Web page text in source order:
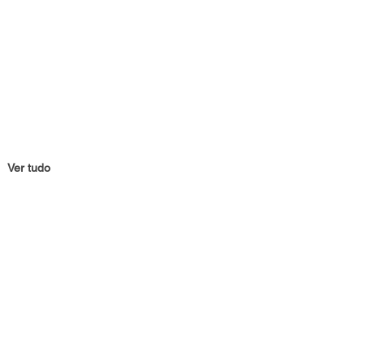
Ver tudo